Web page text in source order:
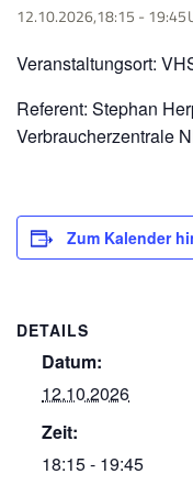
12.10.2026,18:15 - 19:45
Veranstaltungsort:
Referent: Stephan
Verbraucherzentrale
Zum Kalender
DETAILS
Datum:
12.10.2026
Zeit:
18:15 - 19:45